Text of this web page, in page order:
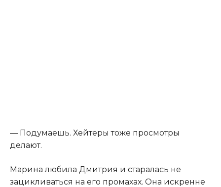
— Подумаешь. Хейтеры тоже просмотры
делают.
Марина любила Дмитрия и старалась не
зацикливаться на его промахах. Она искренне